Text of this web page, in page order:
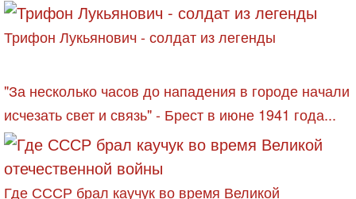
Трифон Лукьянович - солдат из легенды
"За несколько часов до нападения в городе начали
исчезать свет и связь" - Брест в июне 1941 года...
Где СССР брал каучук во время Великой